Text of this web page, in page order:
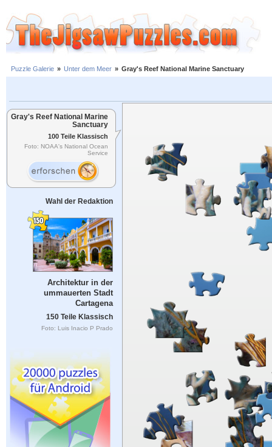
Puzzle Galerie » Unter dem Meer » Gray's Reef National Marine Sanctuary
Gray's Reef National Marine
Sanctuary
100 Teile Klassisch
Foto: NOAA's National Ocean
Service
Wahl der Redaktion
Architektur in der
ummauerten Stadt
Cartagena
150 Teile Klassisch
Foto: Luis Inacio P Prado